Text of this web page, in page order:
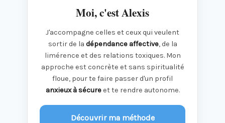
Moi, c'est Alexis
J'accompagne celles et ceux qui veulent
sortir de la dépendance affective, de la
limérence et des relations toxiques. Mon
approche est concrète et sans spiritualité
floue, pour te faire passer d'un profil
anxieux à sécureet te rendre autonome.
Découvrir ma méthode